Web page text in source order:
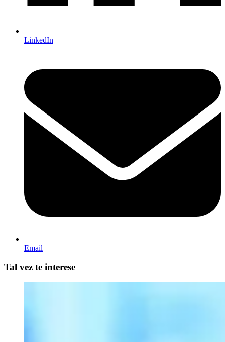
LinkedIn
Email
Tal vez te interese